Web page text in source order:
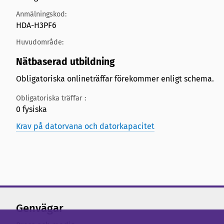
Anmälningskod:
HDA-H3PF6
Huvudområde:
Nätbaserad utbildning
Obligatoriska onlineträffar förekommer enligt schema.
Obligatoriska träffar :
0 fysiska
Krav på datorvana och datorkapacitet
Genvägar